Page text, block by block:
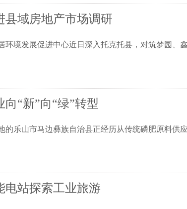
县域房地产市场调研
境发展促进中心近日深入托克托县，对筑梦园、
“新”向“绿”转型
乐山市马边彝族自治县正经历从传统磷肥原料供
电站探索工业旅游